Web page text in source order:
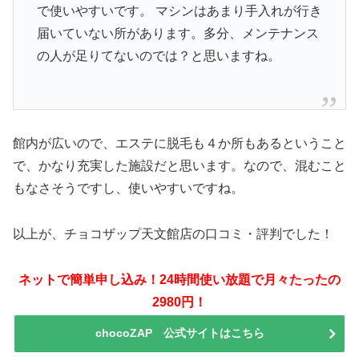
で使いやすいです。 マシンはあまり手入れが行き
届いていない所があります。多分、メンテナンス
の人が足りてないのでは？と思いますね。
館内が広いので、エステに脱毛も４か所もあるということ
で、かなり充実した施設だと思います。なので、混むこと
もなさそうですし、使いやすいですね。
以上が、チョコザップ天文館店の口コミ・評判でした！
ネットで簡単申し込み！24時間使い放題で月々たったの
2980円！
chocoZAP 公式サイトはこちら